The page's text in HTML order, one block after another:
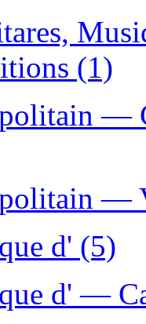
(1)
—
—
d' (5)
d' —